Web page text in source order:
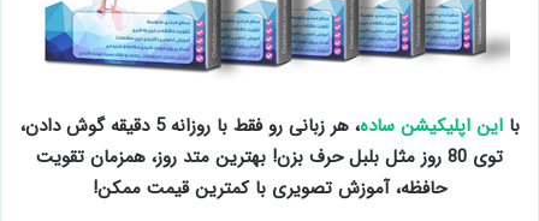
بااین اپلیکیشن ساده
، هر زبانی رو فقط با روزانه 5 دقیقه گوش دادن،
توی 80 روز مثل بلبل حرف بزن! بهترین متد روز، همزمان تقویت
حافظه، آموزش تصویری با کمترین قیمت ممکن!